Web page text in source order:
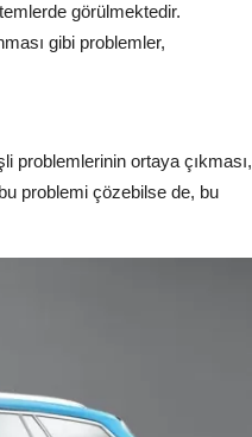
görülmektedir.
gibi problemler,
problemlerinin ortaya çıkması,
problemi çözebilse de, bu